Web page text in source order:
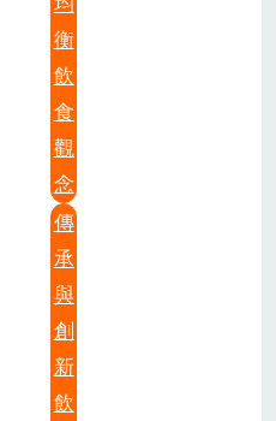
衡
飲
食
觀
念
傳
承
與
創
新
飲